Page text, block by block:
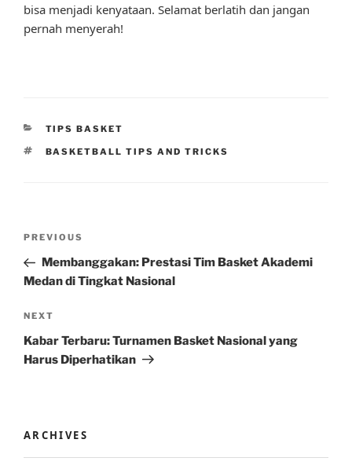
bisa menjadi kenyataan. Selamat berlatih dan jangan
pernah menyerah!
CATEGORIES
TIPS BASKET
TAGS
BASKETBALL TIPS AND TRICKS
Previous
Post
PREVIOUS
Membanggakan: Prestasi Tim Basket Akademi
Medan di Tingkat Nasional
Next
Post
NEXT
Kabar Terbaru: Turnamen Basket Nasional yang
Harus Diperhatikan
ARCHIVES